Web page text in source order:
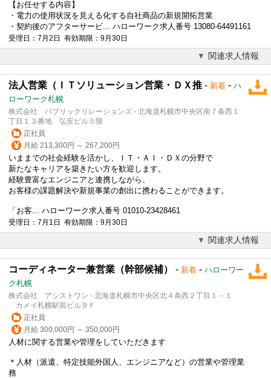
【お任せする内容】
・電力の使用状況を見える化する自社商品の新規開拓営業
・契約後のアフターサービ... ハローワーク求人番号 13080-64491161
受理日：7月2日 有効期限：9月30日
関連求人情報
法人営業（ＩＴソリューション営業・ＤＸ推 - 新着 - ハ
ローワーク札幌
株式会社 パブリックリレーションズ - 北海道札幌市中央区南７条西１
丁目１３番地 弘安ビル５階
正社員
月給 213,300円 ～ 267,200円
いままでの社会経験を活かし、ＩＴ・ＡＩ・ＤＸの分野で
新たなキャリアを築きたい方を歓迎します。
経験豊富なエンジニアと連携しながら、
お客様の課題解決や新規事業の創出に携わることができます。
「お客... ハローワーク求人番号 01010-23428461
受理日：7月1日 有効期限：9月30日
関連求人情報
コーディネーター兼営業（幹部候補） - 新着 - ハローワー
ク札幌
株式会社 アシストワン - 北海道札幌市中央区北４条西２丁目１－１
カメイ札幌駅前ビル９Ｆ
正社員
月給 300,000円 ～ 350,000円
人材に関する営業や管理をしていただきます
＊人材（派遣、特定技能外国人、エンジニアなど）の営業や管理業
務